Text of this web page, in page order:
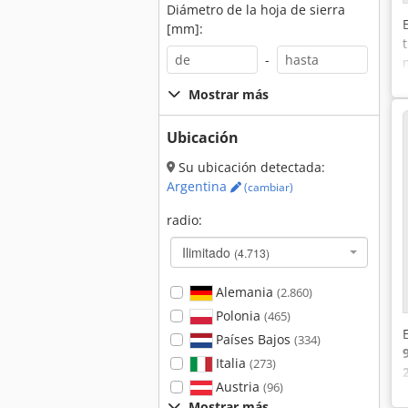
Diámetro de la hoja de sierra
[mm]:
-
Mostrar más
Ubicación
Su ubicación detectada:
Argentina
(cambiar)
radio:
Ilimitado (4.713)
Alemania (2.860)
Polonia (465)
Países Bajos (334)
Italia (273)
Austria (96)